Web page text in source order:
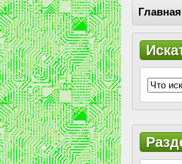
Главная